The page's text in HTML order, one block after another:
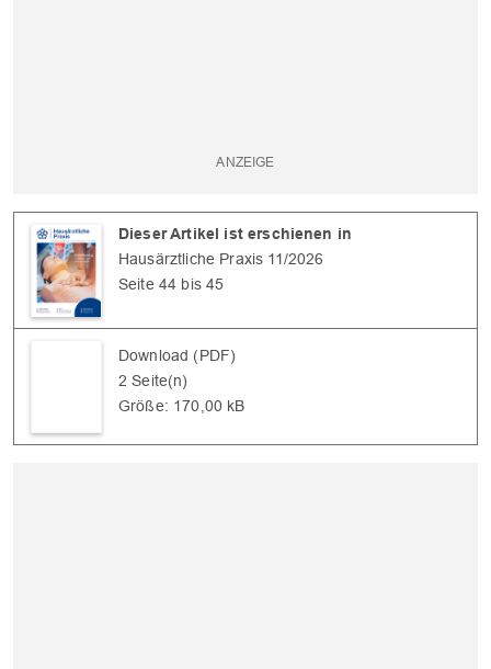
Dieser Artikel ist erschienen in
Hausärztliche Praxis 11/2026
Seite 44 bis 45
Download (PDF)
2 Seite(n)
Größe: 170,00 kB